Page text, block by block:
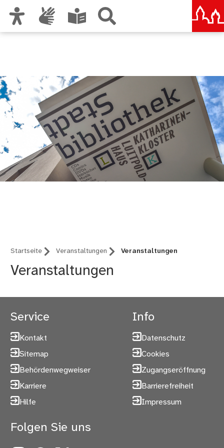
Startseite Veranstaltungen Veranstaltungen
Veranstaltungen
Service
Kontakt
Sitemap
Behördenwegweiser
Karriere
Hilfe
Info
Datenschutz
Cookies
Zugangseröffnung
Barrierefreiheit
Impressum
Folgen Sie uns